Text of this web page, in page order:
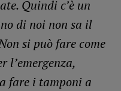
Quindi c’è un
di noi non sa il
si può fare come
l’emergenza,
fare i tamponi a